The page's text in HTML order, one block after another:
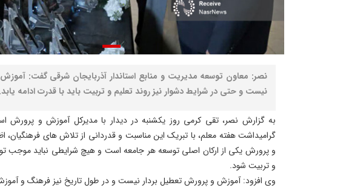
نصر: معاون توسعه مدیریت و منابع استاندار آذربایجان شرقی گفت: آموزش
نیست و حتی در شرایط دشوار نیز روند تعلیم و تربیت باید با قدرت ادامه یابد.
به گزارش نصر، تقی کرمی روز یکشنبه در دیدار با مدیرکل آموزش و پرورش
گرامیداشت هفته معلم، با تبریک این مناسبت و قدردانی از تلاش‌ های فرهنگیان،
و پرورش یکی از ارکان اصلی توسعه هر جامعه است و هیچ شرایطی نباید موجب
و تربیت شود.
وی افزود: آموزش و پرورش تعطیل‌ بردار نیست و در طول تاریخ نیز فرهنگ و آموزش